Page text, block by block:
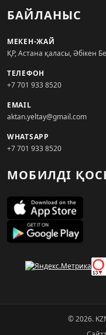
БАЙЛАНЫС
МЕКЕН-ЖАЙ
ҚР, Астана қаласы, Әбікен
ТЕЛЕФОН
+7 701 933 8520
EMAIL
aktan.yeltay@gmail.com
WHATSAPP
+7 701 933 8520
МОБИЛДІ
© 2026.